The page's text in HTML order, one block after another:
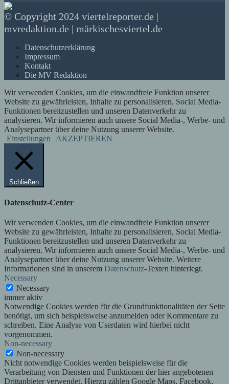
© Copyright 2024 viertelreporter.de |
mvredaktion.de | märkischesviertel.de
Datenschutzerklärung
Impressum
Kontakt
Die MV Redaktion
Wir verwenden Cookies, um die einwandfreie Funktion unserer
Website zu gewährleisten, Inhalte zu personalisieren, Social Media-
Funktionen bereitzustellen und unseren Datenverkehr zu
analysieren. Wir informieren auch unsere Social Media-, Werbe- und
Analysepartner über deine Nutzung unserer Website.
Einstellungen
AKZEPTIEREN
Schließen
Datenschutz-Center
Wir verwenden Cookies, um die einwandfreie Funktion unserer
Website zu gewährleisten, Inhalte zu personalisieren, Social Media-
Funktionen bereitzustellen und unseren Datenverkehr zu
analysieren. Wir informieren auch unsere Social Media-, Werbe- und
Analysepartner über deine Nutzung unserer Website. Weitere
Informationen sind in unserem Datenschutz-Texten hinterlegt.
Necessary
Necessary
immer aktiv
Notwendige Cookies werden für die Grundfunktionalitäten der Seite
benötigt, um sich beispielsweise anzumelden oder Kommentare zu
schreiben. Eine Analyse von Userdaten wird hierbei nicht
vorgenommen.
Non-necessary
Non-necessary
Nicht notwendige Cookies werden beispielsweise für die
Verarbeitung von Diensten und Funktionen der hier angebotenen
Drittanbieter verwendet. Hierzu zählen Google Maps, Facebook,